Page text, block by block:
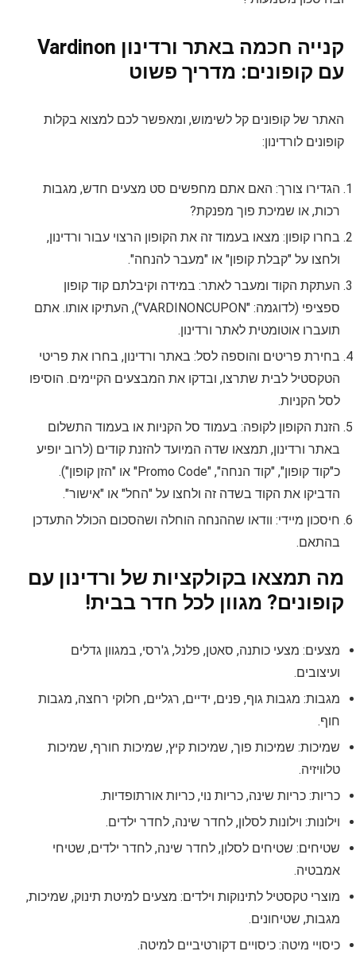
קנייה חכמה באתר ורדינון Vardinon
עם קופונים: מדריך פשוט
האתר של קופונים קל לשימוש, ומאפשר לכם למצוא בקלות
קופונים לורדינון:
הגדירו צורך: האם אתם מחפשים סט מצעים חדש, מגבות
רכות, או שמיכת פוך מפנקת?
בחרו קופון: מצאו בעמוד זה את הקופון הרצוי עבור ורדינון,
ולחצו על "קבלת קופון" או "מעבר להנחה".
העתקת הקוד ומעבר לאתר: במידה וקיבלתם קוד קופון
ספציפי (לדוגמה: "VARDINONCUPON"), העתיקו אותו. אתם
תועברו אוטומטית לאתר ורדינון.
בחירת פריטים והוספה לסל: באתר ורדינון, בחרו את פריטי
הטקסטיל לבית שתרצו, ובדקו את המבצעים הקיימים. הוסיפו
לסל הקניות.
הזנת הקופון לקופה: בעמוד סל הקניות או בעמוד התשלום
באתר ורדינון, תמצאו שדה המיועד להזנת קודים (לרוב יופיע
כ"קוד קופון", "קוד הנחה", "Promo Code" או "הזן קופון").
הדביקו את הקוד בשדה זה ולחצו על "החל" או "אישור".
חיסכון מיידי: וודאו שההנחה הוחלה ושהסכום הכולל התעדכן
בהתאם.
מה תמצאו בקולקציות של ורדינון עם
קופונים? מגוון לכל חדר בבית!
מצעים: מצעי כותנה, סאטן, פלנל, ג'רסי, במגוון גדלים
ועיצובים.
מגבות: מגבות גוף, פנים, ידיים, רגליים, חלוקי רחצה, מגבות
חוף.
שמיכות: שמיכות פוך, שמיכות קיץ, שמיכות חורף, שמיכות
טלוויזיה.
כריות: כריות שינה, כריות נוי, כריות אורתופדיות.
וילונות: וילונות לסלון, לחדר שינה, לחדר ילדים.
שטיחים: שטיחים לסלון, לחדר שינה, לחדר ילדים, שטיחי
אמבטיה.
מוצרי טקסטיל לתינוקות וילדים: מצעים למיטת תינוק, שמיכות,
מגבות, שטיחונים.
כיסויי מיטה: כיסויים דקורטיביים למיטה.